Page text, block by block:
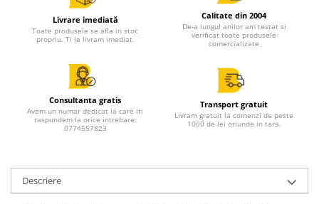
Livrare imediată
Toate produsele se afla in stoc
propriu. Ti le livram imediat.
Calitate din 2004
De-a lungul anilor am testat si
verificat toate produsele
comercializate
Consultanta gratis
Avem un numar dedicat la care iti
raspundem la orice intrebare:
0774557823
Transport gratuit
Livram gratuit la comenzi de peste
1000 de lei oriunde in tara.
Descriere